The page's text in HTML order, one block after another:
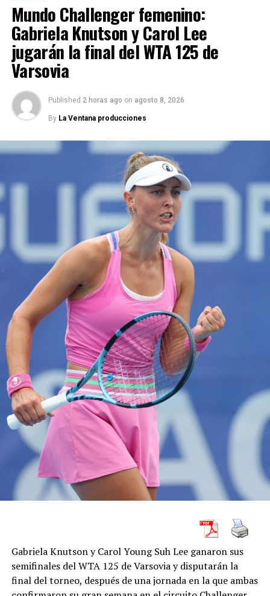
Mundo Challenger femenino:
Gabriela Knutson y Carol Lee
jugarán la final del WTA 125 de
Varsovia
Published 2 horas ago on agosto 8, 2026
By La Ventana producciones
Gabriela Knutson y Carol Young Suh Lee ganaron sus
semifinales del WTA 125 de Varsovia y disputarán la
final del torneo, después de una jornada en la que ambas